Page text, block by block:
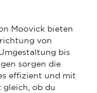
Moovick bieten
von
bis
sorgen die
effizient und mit
gleich, ob du